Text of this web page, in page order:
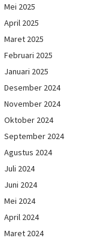
Mei 2025
April 2025
Maret 2025
Februari 2025
Januari 2025
Desember 2024
November 2024
Oktober 2024
September 2024
Agustus 2024
Juli 2024
Juni 2024
Mei 2024
April 2024
Maret 2024